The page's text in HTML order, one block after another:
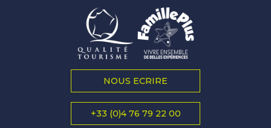
NOUS ECRIRE
+33 (0)4 76 79 22 00